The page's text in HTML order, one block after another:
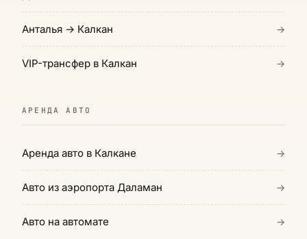
Анталья → Калкан →
VIP-трансфер в Калкан →
АРЕНДА АВТО
Аренда авто в Калкане →
Авто из аэропорта Даламан →
Авто на автомате →